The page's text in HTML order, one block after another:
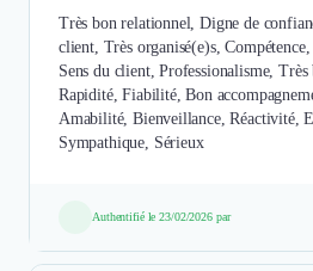
Très bon relationnel, Digne de
client, Très organisé(e)s,
Sens du client, Professionalisme, Très
Rapidité, Fiabilité, Bon
Amabilité, Bienveillance, Réactivité,
Sympathique, Sérieux
Authentifié le 23/02/2026 par